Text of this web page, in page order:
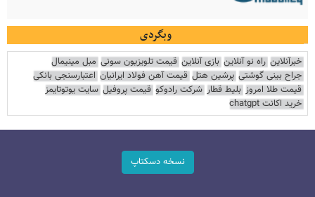
وبگردی
خبرآنلاین راه نو آنلاین بازی آنلاین قیمت تلویزیون سونی مبل مینیمال
جراح بینی گوشتی پرشین هتل قیمت آهن فولاد ایرانیان اعتبارسنجی بانکی
قیمت طلا امروز بلیط قطار شرکت رادوکو قیمت پروفیل سایت یوتوتایمز
خرید اکانت chatgpt
نسخه دسکتاپ